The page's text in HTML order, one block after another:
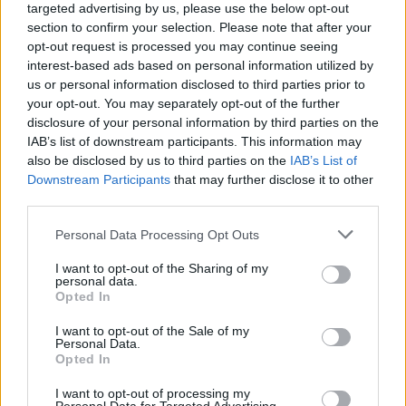
targeted advertising by us, please use the below opt-out
section to confirm your selection. Please note that after your
opt-out request is processed you may continue seeing
interest-based ads based on personal information utilized by
us or personal information disclosed to third parties prior to
your opt-out. You may separately opt-out of the further
disclosure of your personal information by third parties on the
IAB’s list of downstream participants. This information may
also be disclosed by us to third parties on the IAB’s List of
Downstream Participants that may further disclose it to other
Personal Data Processing Opt Outs
I want to opt-out of the Sharing of my
personal data.
Opted In
I want to opt-out of the Sale of my
Personal Data.
Opted In
I want to opt-out of processing my
Στην Υψηλή Τάση ξεχωρίζει η ΔΕΗ με 23,4% έχοντας
αυξήσει το μερίδιο της σε σχέση με τον Μάρτιο που ήταν
19,8%. Το μερίδιο της Ήρων ήταν στο 11,1%, η Enerwave
αύξησε το μερίδιο της στο 10% έναντι 8,5% τον
προηγούμενο μήνα, η ΙΝΤΕΡΜΠΕΤΟΝ είναι στο 5,1% ενώ
οι υπόλοιπες εταιρίες μοιράζονται το 1,2%.
Παραγωγή και Φορείς Εκπροσώπησης
την πρώτη θέση στην παραγωγή με αυξημένο μερίδιο σε
σχέση με τον προηγούμενο μήνα στο 51,02%. Ακολουθεί η
Enerwave το μερίδιο της οποία έχει αυξηθεί επίσης από
8,97% σε 9,83%. Σημαντικά αυξημένο είναι και το μερίδιο
συμμετείχε στην παραγωγή με μερίδιο 3,16%. Η